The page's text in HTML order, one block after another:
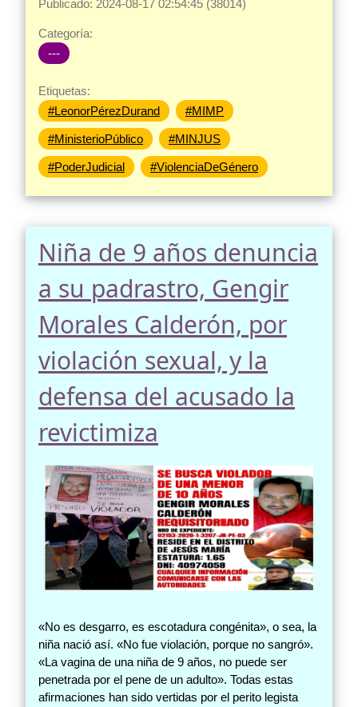
Publicado: 2024-08-17 02:54:45 (38014)
Categoría:
---
Etiquetas:
#LeonorPérezDurand
#MIMP
#MinisterioPúblico #MINJUS
#PoderJudicial #ViolenciaDeGénero
Niña de 9 años denuncia
a su padrastro, Gengir
Morales Calderón, por
violación sexual, y la
defensa del acusado la
revictimiza
«No es desgarro, es escotadura congénita», o sea, la
niña nació así. «No fue violación, porque no sangró».
«La vagina de una niña de 9 años, no puede ser
penetrada por el pene de un adulto». Todas estas
afirmaciones han sido vertidas por el perito legista